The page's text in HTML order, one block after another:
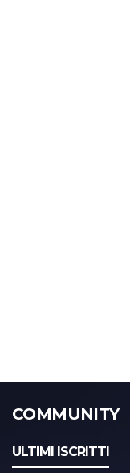
COMMUNITY
ULTIMI ISCRITTI